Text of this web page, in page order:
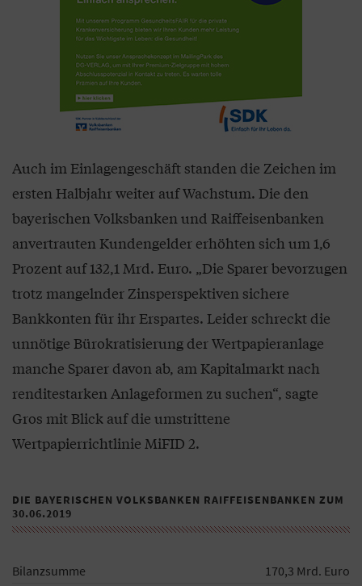
Auch im Einlagengeschäft standen die Zeichen im
ersten Halbjahr weiter auf Wachstum. Die den
bayerischen Volksbanken und Raiffeisenbanken
anvertrauten Kundengelder erhöhten sich um 1,6
Prozent auf 132,1 Mrd. Euro. „Die Sparer bevorzugen
trotz mangelnder Zinsperspektiven sichere
Bankkonten für ihr Erspartes. Leider schreckt die
unnötige Bürokratisierung der Wertpapieranlage
manche Sparer davon ab, am Kapitalmarkt nach
renditestarken Anlageformen zu suchen“, sagte
Gros mit Blick auf die umstrittene
Wertpapierrichtlinie MiFID 2.
DIE BAYERISCHEN VOLKSBANKEN RAIFFEISENBANKEN ZUM
30.06.2019
Bilanzsumme 170,3 Mrd. Euro